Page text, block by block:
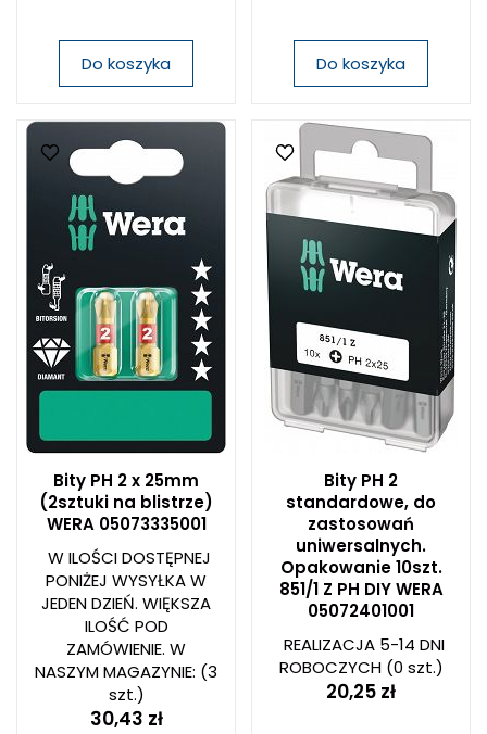
Do koszyka Do koszyka
Bity PH 2 x 25mm
(2sztuki na blistrze)
WERA 05073335001
W ILOŚCI DOSTĘPNEJ
PONIŻEJ WYSYŁKA W
JEDEN DZIEŃ. WIĘKSZA
ILOŚĆ POD
ZAMÓWIENIE. W
NASZYM MAGAZYNIE: (3
szt.)
30,43 zł
Bity PH 2
standardowe, do
zastosowań
uniwersalnych.
Opakowanie 10szt.
851/1 Z PH DIY WERA
05072401001
REALIZACJA 5-14 DNI
ROBOCZYCH(0 szt.)
20,25 zł